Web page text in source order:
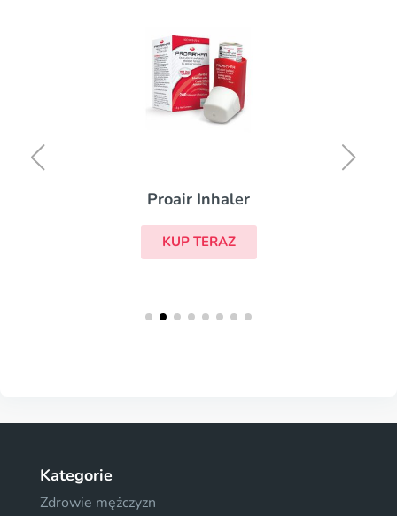
Proair Inhaler
KUP TERAZ
Kategorie
Zdrowie mężczyzn